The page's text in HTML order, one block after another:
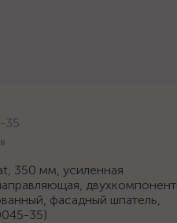
35
350 мм, усиленная
фасадный шпатель,
35)